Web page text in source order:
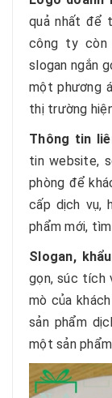
quả nhất để
công ty
slogan ngắn
một phương
thị trường
Thông tin
tin website,
phòng để
cấp dịch vụ,
phẩm mới,
Slogan,
gọn, súc tích
mò của
sản phẩm
một sản